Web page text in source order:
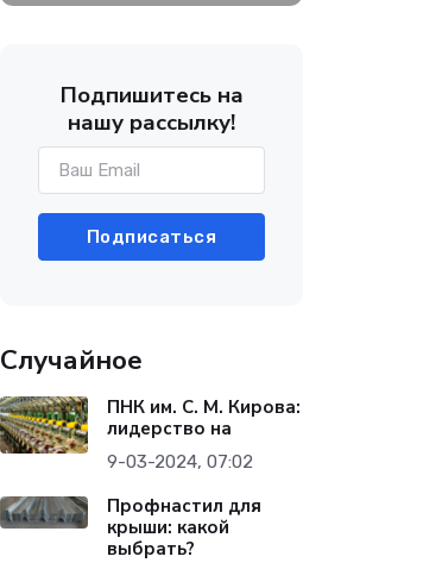
Подпишитесь на
нашу рассылку!
Подписаться
Случайное
ПНК им. С. М. Кирова:
лидерство на
9-03-2024, 07:02
Профнастил для
крыши: какой
выбрать?